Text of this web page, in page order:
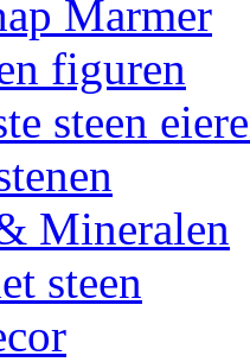
Marmer
figuren
steen
Mineralen
steen